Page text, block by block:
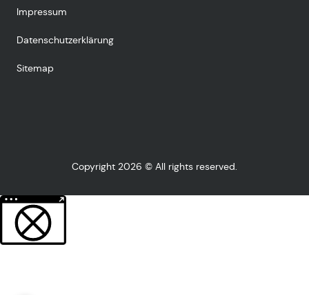
Impressum
Datenschutzerklärung
Sitemap
Copyright 2026 © All rights reserved.
Weitere Informationen über den gesperrten Inhalt.